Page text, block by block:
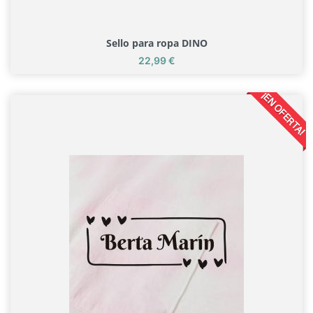
Sello para ropa DINO
Precio
22,99 €
¡EN OFERTA!